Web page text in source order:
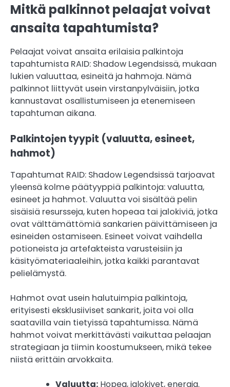
Mitkä palkinnot pelaajat voivat
ansaita tapahtumista?
Pelaajat voivat ansaita erilaisia palkintoja
tapahtumista RAID: Shadow Legendsissä, mukaan
lukien valuuttaa, esineitä ja hahmoja. Nämä
palkinnot liittyvät usein virstanpylväisiin, jotka
kannustavat osallistumiseen ja etenemiseen
tapahtuman aikana.
Palkintojen tyypit (valuutta, esineet,
hahmot)
Tapahtumat RAID: Shadow Legendsissä tarjoavat
yleensä kolme päätyyppiä palkintoja: valuutta,
esineet ja hahmot. Valuutta voi sisältää pelin
sisäisiä resursseja, kuten hopeaa tai jalokiviä, jotka
ovat välttämättömiä sankarien päivittämiseen ja
esineiden ostamiseen. Esineet voivat vaihdella
potioneista ja artefakteista varusteisiin ja
käsityömateriaaleihin, jotka kaikki parantavat
pelielämystä.
Hahmot ovat usein halutuimpia palkintoja,
erityisesti eksklusiiviset sankarit, joita voi olla
saatavilla vain tietyissä tapahtumissa. Nämä
hahmot voivat merkittävästi vaikuttaa pelaajan
strategiaan ja tiimin koostumukseen, mikä tekee
niistä erittäin arvokkaita.
Valuutta: Hopea, jalokivet, energia.